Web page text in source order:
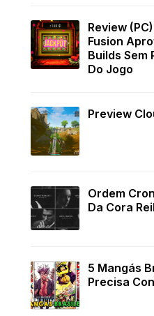
Review
Fusion
Builds Sem
Do Jogo
Preview
Ordem
Da Cora
5 Mangás
Precisa